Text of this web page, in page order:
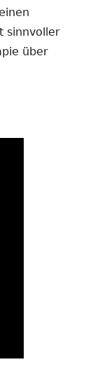
sinnvoller
über